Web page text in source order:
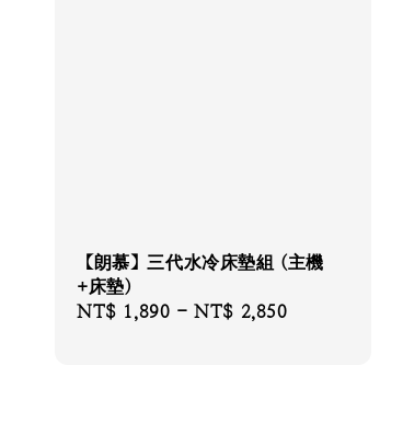
【朗慕】三代水冷床墊組 (主機
+床墊)
Regular
NT$ 1,890 -NT$ 2,850